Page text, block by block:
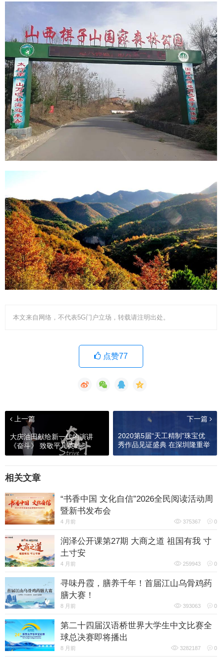
本文来自网络，不代表5G门户立场，转载请注明出处。
点赞77
上一篇
大庆油田献给新一代的演讲
《奋斗》 致敬平凡英雄
下一篇
2020第5届“天工精制”珠宝优
秀作品见证盛典 在深圳隆重举
行
相关文章
“书香中国 文化自信”2026全民阅读活动周
暨新书发布会
4 月前 375367 0
润泽公开课第27期 大商之道 祖国有我 寸
土寸安
4 月前 259943 0
寻味丹霞，膳养千年！首届江山乌骨鸡药
膳大赛！
8 月前 393063 0
第二十四届汉语桥世界大学生中文比赛全
球总决赛即将播出
8 月前 3282187 0